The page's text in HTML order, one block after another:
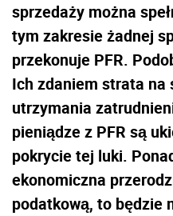
sprzedaży można
tym zakresie żadnej
przekonuje PFR.
Ich zdaniem strata na
utrzymania
pieniądze z PFR są
pokrycie tej luki.
ekonomiczna
podatkową, to będzie